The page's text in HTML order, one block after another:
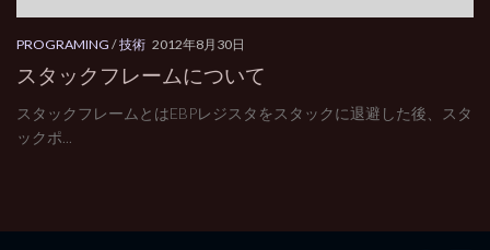
PROGRAMING /技術 2012年8月30日
スタックフレームについて
スタックフレームとはEBPレジスタをスタックに退避した後、スタ
ックポ...